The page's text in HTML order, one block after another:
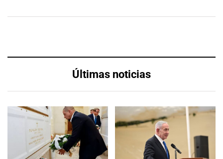
Últimas noticias